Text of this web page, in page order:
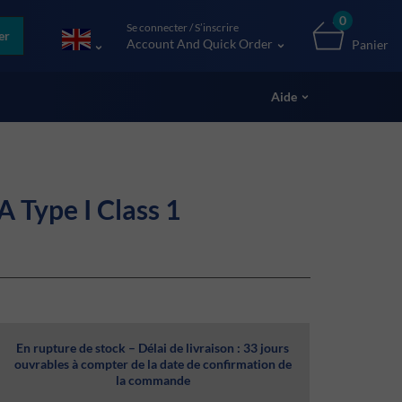
Se connecter / S’inscrire
Account And Quick Order
0
Panier
Aide
Type I Class 1
En rupture de stock – Délai de livraison : 33 jours
ouvrables à compter de la date de confirmation de
la commande